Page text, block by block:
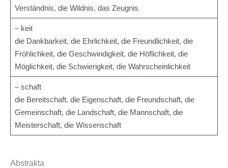
Verständnis, die Wildnis, das Zeugnis
– keit
die Dankbarkeit, die Ehrlichkeit, die Freundlichkeit, die
Fröhlichkeit, die Geschwindigkeit, die Höflichkeit, die
Möglichkeit, die Schwierigkeit, die Wahrscheinlichkeit
– schaft
die Bereitschaft, die Eigenschaft, die Freundschaft, die
Gemeinschaft, die Landschaft, die Mannschaft, die
Meisterschaft, die Wissenschaft
Abstrakta